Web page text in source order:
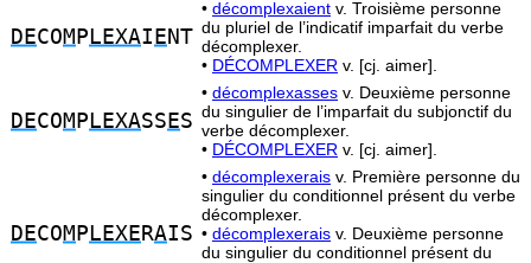
DECOM P LEXAI E NT
• décomplexaient v. Troisième personne
du pluriel de l’indicatif imparfait du verbe
décomplexer.
• DÉCOMPLEXER v. [cj. aimer].
DECOM P LEXASS ES
• décomplexasses v. Deuxième personne
du singulier de l’imparfait du subjonctif du
verbe décomplexer.
• DÉCOMPLEXER v. [cj. aimer].
DECOM P LEXE RAIS
• décomplexerais v. Première personne du
singulier du conditionnel présent du verbe
décomplexer.
• décomplexerais v. Deuxième personne
du singulier du conditionnel présent du